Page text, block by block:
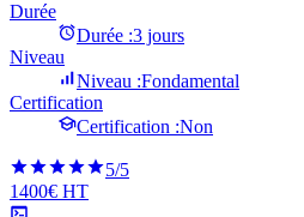
Durée
Durée :3 jours
Niveau
Niveau :Fondamental
Certification
Certification :Non
5/5
1400€ HT